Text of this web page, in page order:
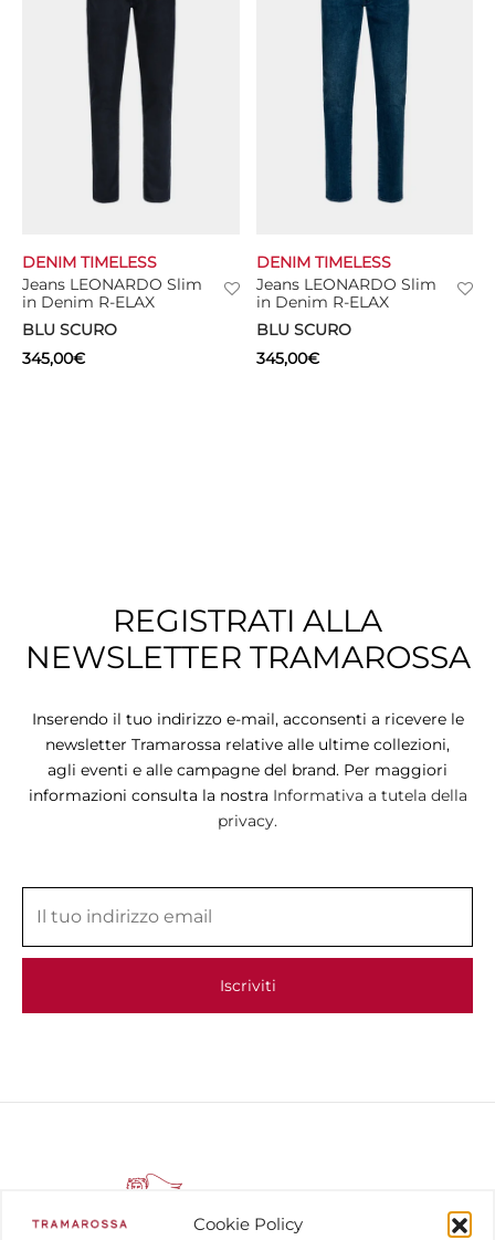
Cookie Policy
Jeans LEONARDO Slim
in Denim R-ELAX
BLU SCURO
DENIM TIMELESS
345,00€
Jeans LEONARDO Slim
in Denim R-ELAX
BLU SCURO
DENIM TIMELESS
345,00€
REGISTRATI ALLA
NEWSLETTER TRAMAROSSA
Inserendo il tuo indirizzo e-mail, acconsenti a ricevere le
newsletter Tramarossa relative alle ultime collezioni,
agli eventi e alle campagne del brand. Per maggiori
informazioni consulta la nostra Informativa a tutela della
privacy.